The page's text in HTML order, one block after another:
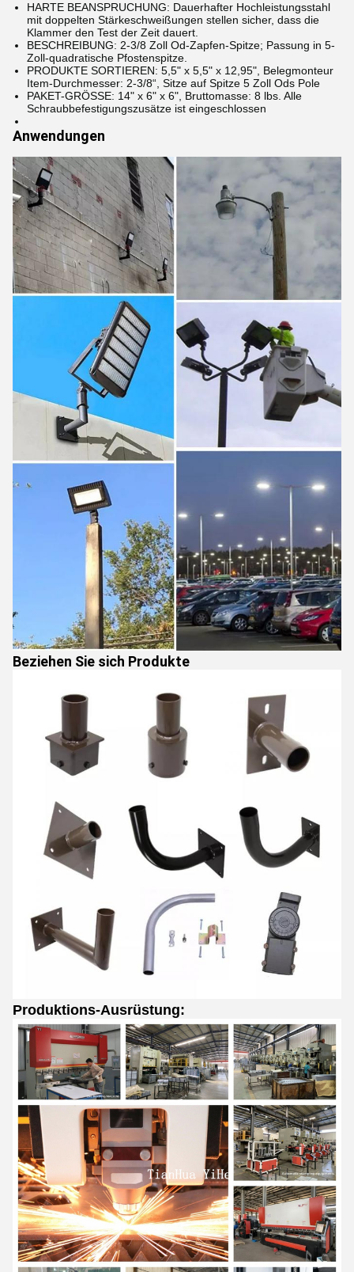
HARTE BEANSPRUCHUNG: Dauerhafter Hochleistungsstahl
mit doppelten Stärkeschweißungen stellen sicher, dass die
Klammer den Test der Zeit dauert.
BESCHREIBUNG: 2-3/8 Zoll Od-Zapfen-Spitze; Passung in 5-
Zoll-quadratische Pfostenspitze.
PRODUKTE SORTIEREN: 5,5" x 5,5" x 12,95", Belegmonteur
Item-Durchmesser: 2-3/8“, Sitze auf Spitze 5 Zoll Ods Pole
PAKET-GRÖSSE: 14" x 6" x 6", Bruttomasse: 8 lbs. Alle
Schraubbefestigungszusätze ist eingeschlossen
Anwendungen
Beziehen Sie sich Produkte
Produktions-Ausrüstung: